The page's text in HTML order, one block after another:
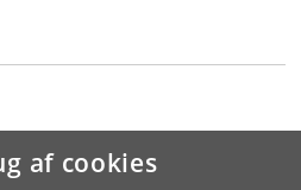
af cookies